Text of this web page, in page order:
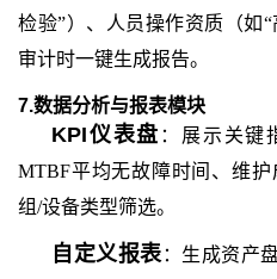
检验”）、人员操作资质（如
审计时一键生成报告。
7.数据分析与报表模块
KPI仪表盘 ：展示关键
MTBF平均无故障时间、维
组/设备类型筛选。
自定义报表：生成资产